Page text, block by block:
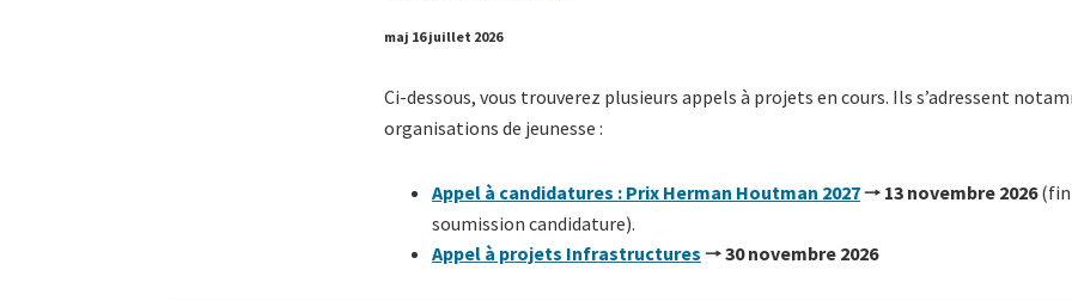
maj 16 juillet 2026
Ci-dessous, vous trouverez plusieurs appels à projets en cours. Ils s’adressent
organisations de jeunesse :
Appel à candidatures : Prix Herman Houtman 2027🠒 13 novembre 2026(fin
soumission candidature).
Appel à projets Infrastructures 🠒 30 novembre 2026